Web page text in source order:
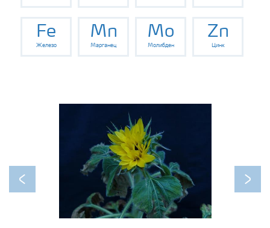
Fe
Железо
Mn
Марганец
Mo
Молибден
Zn
Цинк
Previous Next